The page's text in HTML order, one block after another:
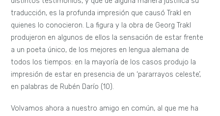
traducción, es la profunda impresión que causó Trakl en
quienes lo conocieron. La figura y la obra de Georg Trakl
produjeron en algunos de ellos la sensación de estar frente
a un poeta único, de los mejores en lengua alemana de
todos los tiempos: en la mayoría de los casos produjo la
impresión de estar en presencia de un ‘pararrayos celeste’,
en palabras de Rubén Darío (10).
Volvamos ahora a nuestro amigo en común, al que me ha